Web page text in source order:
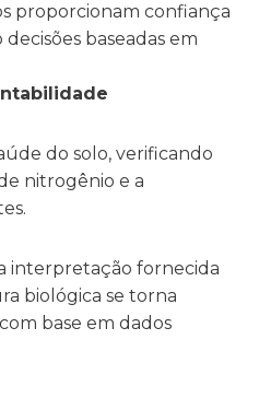
proporcionam confiança
baseadas em
do solo, verificando
nitrogênio e a
.
interpretação fornecida
biológica se torna
base em dados